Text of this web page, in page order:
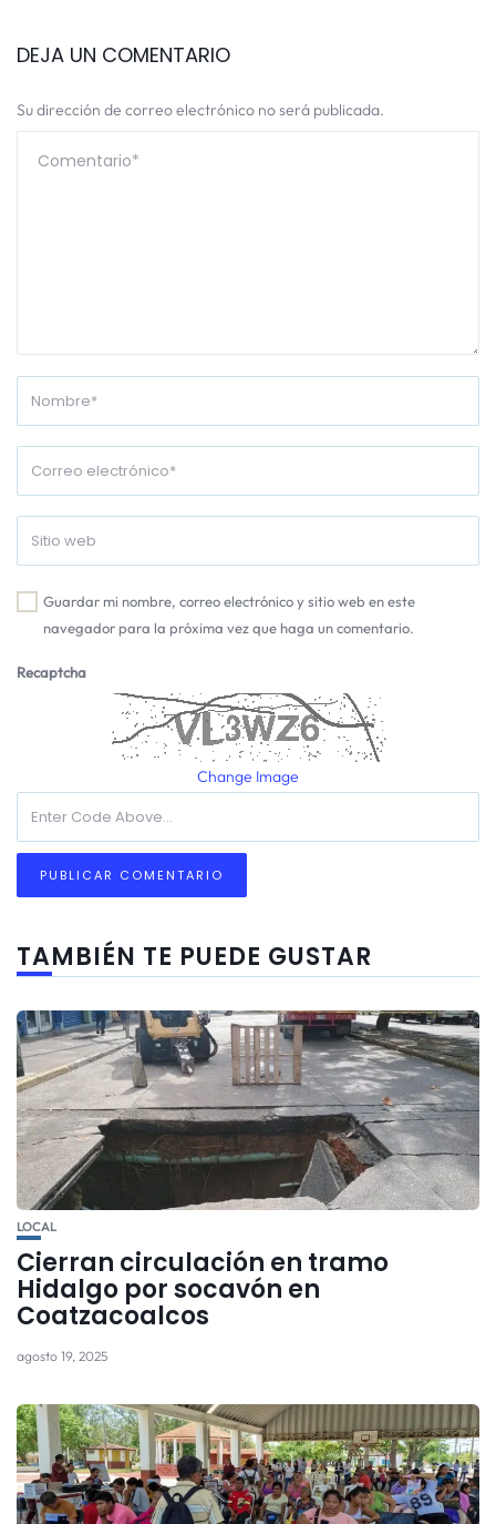
DEJA UN COMENTARIO
Su dirección de correo electrónico no será publicada.
Guardar mi nombre, correo electrónico y sitio web en este
navegador para la próxima vez que haga un comentario.
Recaptcha
Change Image
TAMBIÉN TE PUEDE GUSTAR
LOCAL
Cierran circulación en tramo
Hidalgo por socavón en
Coatzacoalcos
agosto 19, 2025